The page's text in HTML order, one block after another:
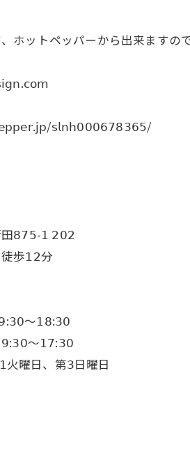
ホットペッパーから出来ますの
𝗌𝗅𝗇𝗁𝟢𝟢𝟢𝟨𝟩𝟪𝟥𝟨𝟧/
田𝟪𝟩𝟧-𝟣 𝟤𝟢𝟤
歩𝟣𝟤分
〜𝟣𝟪:𝟥𝟢
〜𝟣𝟩:𝟥𝟢
火曜日、第𝟥日曜日